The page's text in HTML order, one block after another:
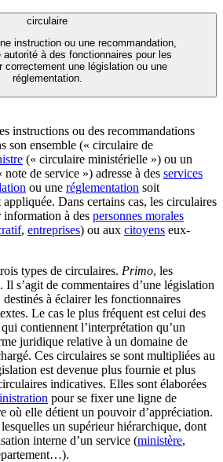
circulaire
instruction ou une recommandation,
autorité à des fonctionnaires pour les
correctement une législation ou une
réglementation.
instructions ou des recommandations
son ensemble (« circulaire de
(« circulaire ministérielle ») ou un
de service ») adresse à des services
ou une réglementation soit
Dans certains cas, les circulaires
information à des personnes morales
, entreprises) ou aux citoyens eux-
types de circulaires. Primo, les
s’agit de commentaires d’une législation
à éclairer les fonctionnaires
Le cas le plus fréquent est celui des
contiennent l’interprétation qu’un
juridique relative à un domaine de
Ces circulaires se sont multipliées au
est devenue plus fournie et plus
indicatives. Elles sont élaborées
pour se fixer une ligne de
où elle détient un pouvoir d’appréciation.
un supérieur hiérarchique, dont
interne d’un service (ministère,